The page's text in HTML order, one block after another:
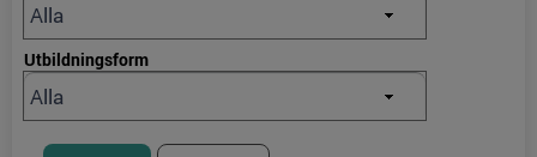
Utbildningsform